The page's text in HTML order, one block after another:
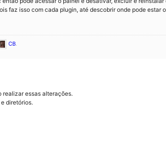
faz isso com cada plugin, até descobrir onde pode estar
CB.
realizar essas alterações.
diretórios.